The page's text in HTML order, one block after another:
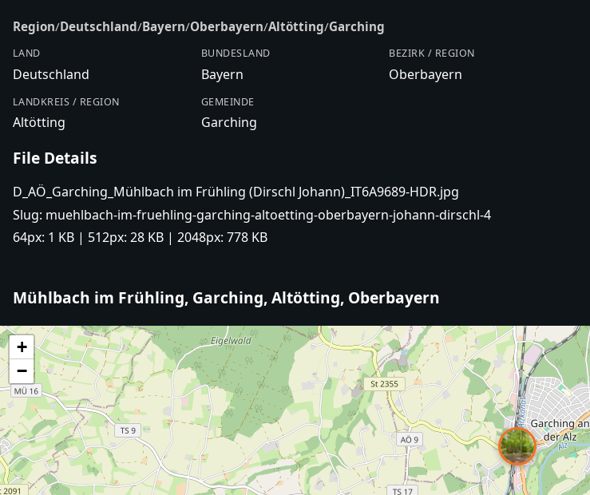
Region/Deutschland/Bayern/Oberbayern/Altötting/Garching
LAND
Deutschland
BUNDESLAND
Bayern
BEZIRK / REGION
Oberbayern
LANDKREIS / REGION
Altötting
GEMEINDE
Garching
File Details
D_AÖ_Garching_Mühlbach im Frühling (Dirschl Johann)_IT6A9689-HDR.jpg
Slug: muehlbach-im-fruehling-garching-altoetting-oberbayern-johann-dirschl-4
64px: 1 KB | 512px: 28 KB | 2048px: 778 KB
Mühlbach im Frühling, Garching, Altötting, Oberbayern
+
−